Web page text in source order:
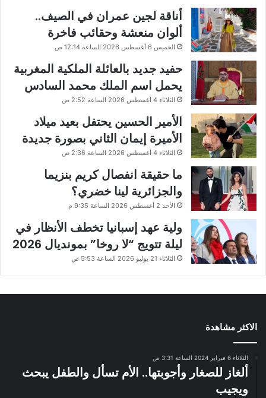
أناقة لجين عمران في الصيف..
ألوان منعشة وحقائب فاخرة
الخميس 6 أغسطس 2026 الساعة 12:14 ص
حفيد جديد بالعائلة الملكية المغربية
يحمل اسم الملك محمد السادس
الثلاثاء 4 أغسطس 2026 الساعة 2:52 ص
الأمير الحسين يحتفل بعيد ميلاد
الأميرة إيمان الثاني بصورة جديدة
الثلاثاء 4 أغسطس 2026 الساعة 2:36 ص
ما حقيقة انفصال كريم بنزيما
والجزائرية لينا خضري؟
الأحد 2 أغسطس 2026 الساعة 9:35 م
ولية عهد إسبانيا تخطف الأنظار في
ليلة تتويج “لا روخا” بمونديال 2026
الثلاثاء 21 يوليو 2026 الساعة 5:53 ص
الاكثر مشاهدة
الثلاثاء 6 فبراير 2024 الساعة 3:31 ص
ألغاز للصغار وأجوبتها.. الأم تسأل والطفل يبحث
ويجيب